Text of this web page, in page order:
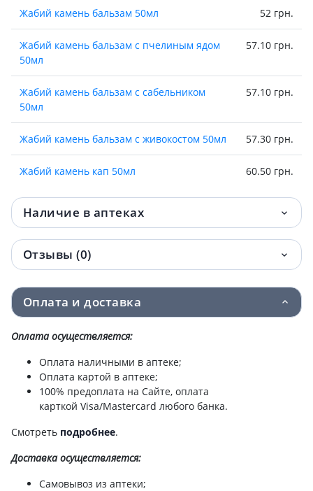
Жабий камень бальзам 50мл 52 грн.
Жабий камень бальзам с пчелиным ядом
50мл
57.10 грн.
Жабий камень бальзам с сабельником
50мл
57.10 грн.
Жабий камень бальзам с живокостом 50мл 57.30 грн.
Жабий камень кап 50мл 60.50 грн.
Наличие в аптеках
Отзывы (0)
Оплата и доставка
Оплата осуществляется:
Оплата наличными в аптеке;
Оплата картой в аптеке;
100% предоплата на Сайте, оплата
карткой Visa/Mastercard любого банка.
Смотреть подробнее.
Доставкаосуществляется:
Самовывоз из аптеки;